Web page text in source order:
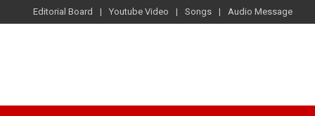
Editorial Board Youtube Video Songs Audio Message